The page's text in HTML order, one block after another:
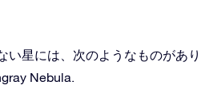
い星には、次のようなものがあ
Nebula.